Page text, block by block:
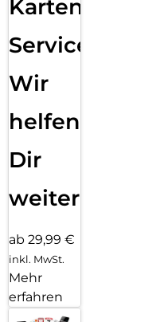
Karten
Service:
Wir
helfen
Dir
weiter
ab 29,99 €
inkl. MwSt.
Mehr
erfahren